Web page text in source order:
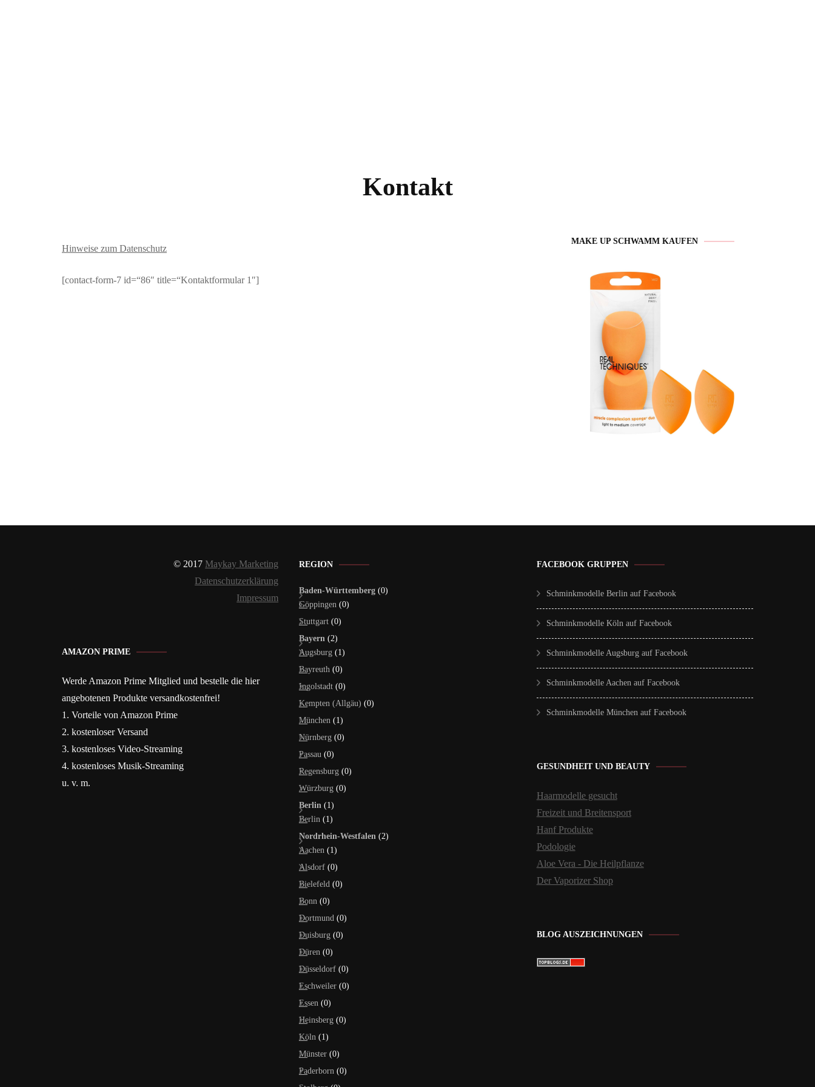
Kontakt
Hinweise zum Datenschutz
[contact-form-7 id=“86″ title=“Kontaktformular 1″]
MAKE UP SCHWAMM KAUFEN
© 2017 Maykay Marketing
Datenschutzerklärung
Impressum
AMAZON PRIME
Werde Amazon Prime Mitglied und bestelle die hier
angebotenen Produkte versandkostenfrei!
1. Vorteile von Amazon Prime
2. kostenloser Versand
3. kostenloses Video-Streaming
4. kostenloses Musik-Streaming
u. v. m.
REGION
Baden-Württemberg (0)
Göppingen (0)
Stuttgart (0)
Bayern (2)
Augsburg (1)
Bayreuth (0)
Ingolstadt (0)
Kempten (Allgäu) (0)
München (1)
Nürnberg (0)
Passau (0)
Regensburg (0)
Würzburg (0)
Berlin (1)
Berlin (1)
Nordrhein-Westfalen (2)
Aachen (1)
Alsdorf (0)
Bielefeld (0)
Bonn (0)
Dortmund (0)
Duisburg (0)
Düren (0)
Düsseldorf (0)
Eschweiler (0)
Essen (0)
Heinsberg (0)
Köln (1)
Münster (0)
Paderborn (0)
FACEBOOK GRUPPEN
Schminkmodelle Berlin auf Facebook
Schminkmodelle Köln auf Facebook
Schminkmodelle Augsburg auf Facebook
Schminkmodelle Aachen auf Facebook
Schminkmodelle München auf Facebook
GESUNDHEIT UND BEAUTY
Haarmodelle gesucht
Freizeit und Breitensport
Hanf Produkte
Podologie
Aloe Vera - Die Heilpflanze
Der Vaporizer Shop
BLOG AUSZEICHNUNGEN